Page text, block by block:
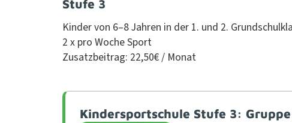
Stufe 3
Kinder von 6–8 Jahren in der 1. und 2.
2 x pro Woche Sport
Zusatzbeitrag: 22,50€ / Monat
Kindersportschule Stufe 3: